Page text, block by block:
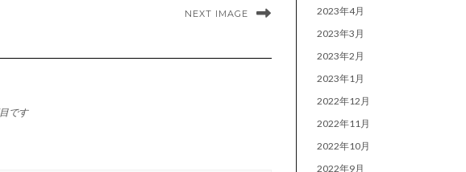
NEXT IMAGE
です
2023年4月
2023年3月
2023年2月
2023年1月
2022年12月
2022年11月
2022年10月
2022年9月